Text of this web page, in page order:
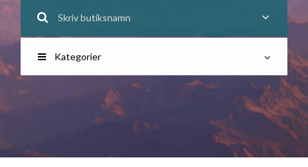
Kategorier